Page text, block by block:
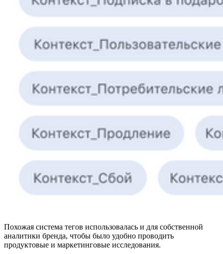
Похожая система тегов использовалась и для собственной
аналитики бренда, чтобы было удобно проводить
продуктовые и маркетинговые исследования.